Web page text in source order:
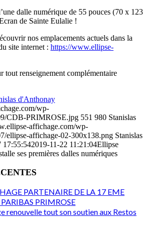
dalle numérique de 55 pouces (70 x 123
de Sainte Eulalie !
nos emplacements actuels dans la
site internet : https://www.ellipse-
tout renseignement complémentaire
d'Anthonay
wp-
CDB-PRIMROSE.jpg 551 980 Stanislas
affichage.com/wp-
ellipse-affichage-02-300x138.png Stanislas
17:55:542019-11-22 11:21:04Ellipse
ses premières dalles numériques
PARTENAIRE DE LA 17 EME
PRIMROSE
renouvelle tout son soutien aux Restos